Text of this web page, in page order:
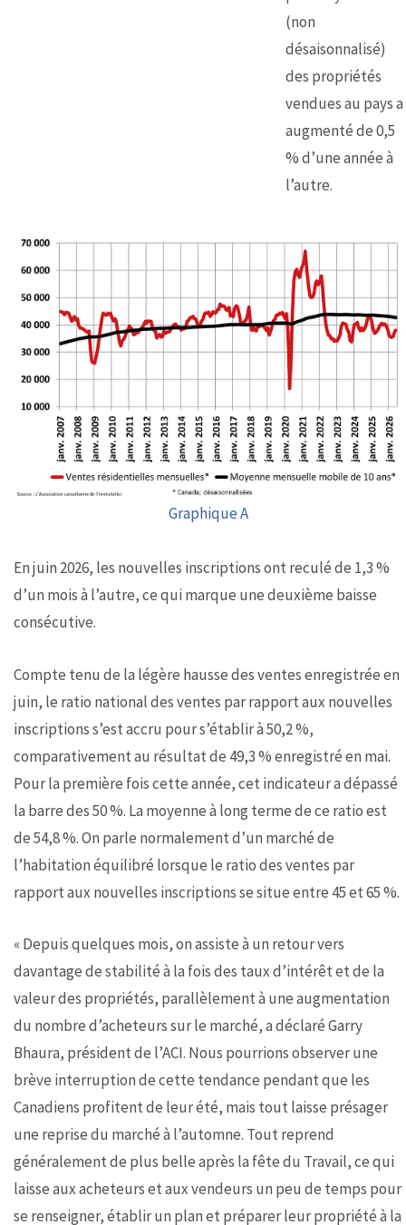
(non
désaisonnalisé)
des propriétés
vendues au pays a
augmenté de 0,5
% d’une année à
l’autre.
Graphique A
En juin 2026, les nouvelles inscriptions ont reculé de 1,3 %
d’un mois à l’autre, ce qui marque une deuxième baisse
consécutive.
Compte tenu de la légère hausse des ventes enregistrée en
juin, le ratio national des ventes par rapport aux nouvelles
inscriptions s’est accru pour s’établir à 50,2 %,
comparativement au résultat de 49,3 % enregistré en mai.
Pour la première fois cette année, cet indicateur a dépassé
la barre des 50 %. La moyenne à long terme de ce ratio est
de 54,8 %. On parle normalement d’un marché de
l’habitation équilibré lorsque le ratio des ventes par
rapport aux nouvelles inscriptions se situe entre 45 et 65 %.
« Depuis quelques mois, on assiste à un retour vers
davantage de stabilité à la fois des taux d’intérêt et de la
valeur des propriétés, parallèlement à une augmentation
du nombre d’acheteurs sur le marché, a déclaré Garry
Bhaura, président de l’ACI. Nous pourrions observer une
brève interruption de cette tendance pendant que les
Canadiens profitent de leur été, mais tout laisse présager
une reprise du marché à l’automne. Tout reprend
généralement de plus belle après la fête du Travail, ce qui
laisse aux acheteurs et aux vendeurs un peu de temps pour
se renseigner, établir un plan et préparer leur propriété à la